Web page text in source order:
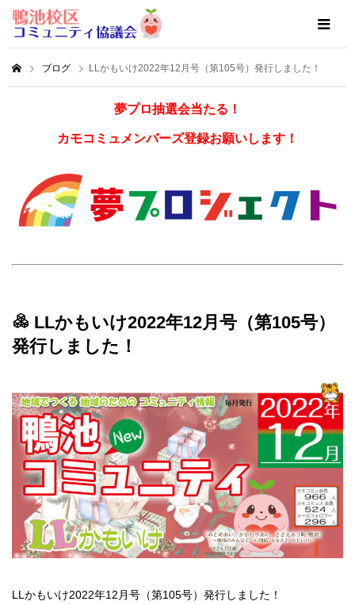
ブログ LLかもいけ2022年12月号（第105号）発行しました！
夢プロ抽選会当たる！
カモコミュメンバーズ登録お願いします！
LLかもいけ2022年12月号（第105号）
発行しました！
LLかもいけ2022年12月号（第105号）発行しました！